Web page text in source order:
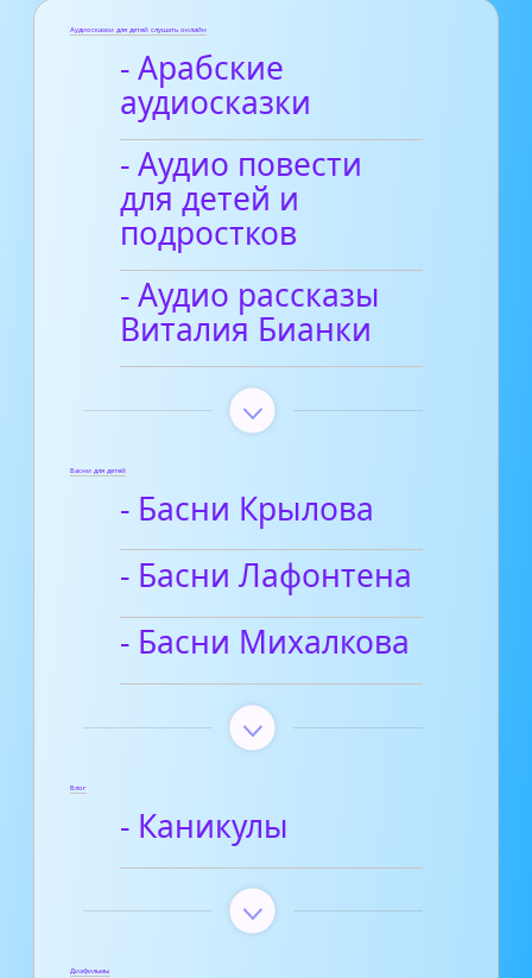
Аудиосказки для детей слушать онлайн
- Арабские
аудиосказки
- Аудио повести
для детей и
подростков
- Аудио рассказы
Виталия Бианки
Басни для детей
- Басни Крылова
- Басни Лафонтена
- Басни Михалкова
Блог
- Каникулы
Диафильмы